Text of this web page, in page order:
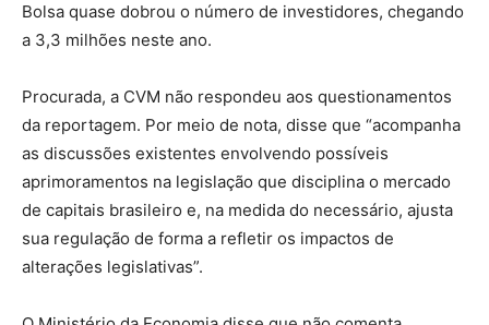
Bolsa quase dobrou o número de investidores, chegando
a 3,3 milhões neste ano.
Procurada, a CVM não respondeu aos questionamentos
da reportagem. Por meio de nota, disse que “acompanha
as discussões existentes envolvendo possíveis
aprimoramentos na legislação que disciplina o mercado
de capitais brasileiro e, na medida do necessário, ajusta
sua regulação de forma a refletir os impactos de
alterações legislativas”.